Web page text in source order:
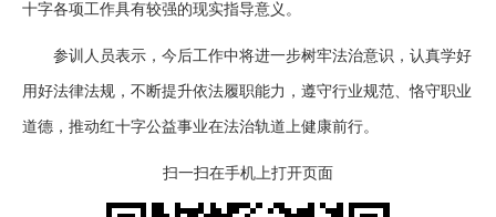
十字各项工作具有较强的现实指导意义。
参训人员表示，今后工作中将进一步树牢法治意识，认真学好
用好法律法规，不断提升依法履职能力，遵守行业规范、恪守职业
道德，推动红十字公益事业在法治轨道上健康前行。
扫一扫在手机上打开页面